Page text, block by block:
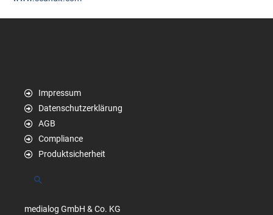
Impressum
Datenschutzerklärung
AGB
Compliance
Produktsicherheit
Suchen
medialog GmbH & Co. KG